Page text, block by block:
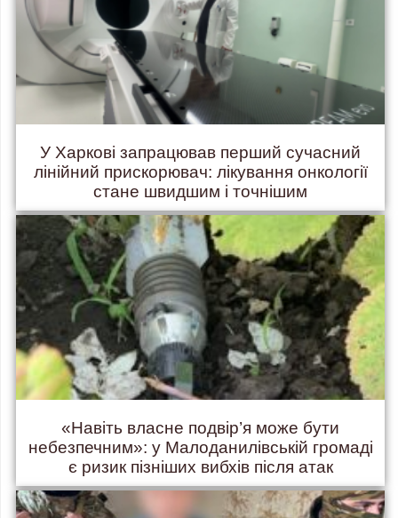
У Харкові запрацював перший сучасний
лінійний прискорювач: лікування онкології
стане швидшим і точнішим
«Навіть власне подвір’я може бути
небезпечним»: у Малоданилівській громаді
є ризик пізніших вибхів після атак